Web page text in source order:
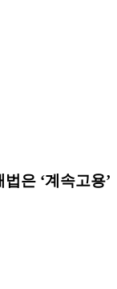
은 ‘계속고용’